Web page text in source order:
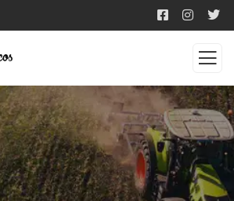
de herramientas